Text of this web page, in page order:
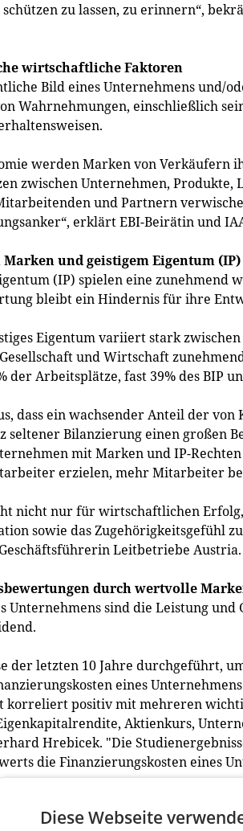
zu lassen, zu erinnern“,
wirtschaftliche Faktoren
Bild eines Unternehmens und/
Wahrnehmungen, einschließlich
werden Marken von Verkäufern
zwischen Unternehmen, Produkte,
und Partnern
erklärt EBI-Beirätin und
und geistigem Eigentum (IP)
(IP) spielen eine zunehmend
bleibt ein Hindernis für ihre
Eigentum variiert stark
und Wirtschaft
Arbeitsplätze, fast 39% des BIP
dass ein wachsender Anteil der
Bilanzierung einen großen
mit Marken und IP-
erzielen, mehr Mitarbeiter
nicht nur für wirtschaftlichen
sowie das Zugehörigkeitsgefühl
Leitbetriebe
durch wertvolle
Unternehmens sind die Leistung und
der letzten 10 Jahre durchgeführt,
eines
korreliert positiv mit mehreren
Aktienkurs,
Hrebicek. "Die
die Finanzierungskosten eines
Marken gut entwickeln und pflegen
Sicht richtig strukturieren,
Diese Webseite